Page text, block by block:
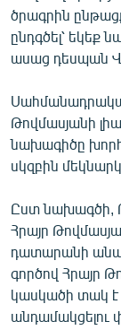
ծրագրին
ընդգծել՝ եկեք
ասաց դեսպան
Թովմասյանի
նախագիծը
սկզբին
Ըստ նախագծի,
Հրայր
դատարանի
գործով Հրայր
կասկածի տակ է
անդամակցելու